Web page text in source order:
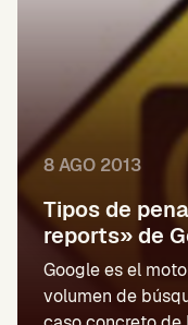
8 AGO 2013
Tipos de
reports» de
Google es el
volumen de